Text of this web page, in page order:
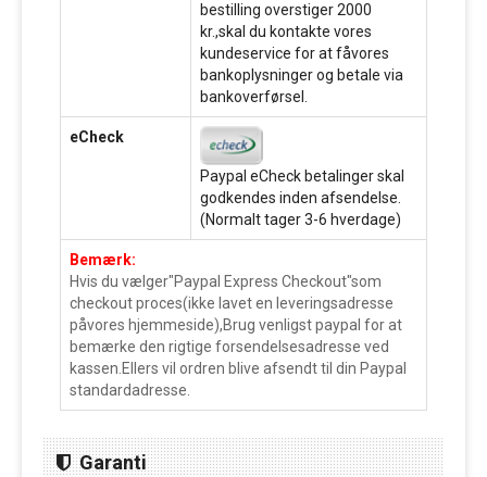
bestilling overstiger 2000
kr.,skal du kontakte vores
kundeservice for at fåvores
bankoplysninger og betale via
bankoverførsel.
eCheck
Paypal eCheck betalinger skal
godkendes inden afsendelse.
(Normalt tager 3-6 hverdage)
Bemærk:
Hvis du vælger"Paypal Express Checkout"som
checkout proces(ikke lavet en leveringsadresse
påvores hjemmeside),Brug venligst paypal for at
bemærke den rigtige forsendelsesadresse ved
kassen.Ellers vil ordren blive afsendt til din Paypal
standardadresse.
Garanti